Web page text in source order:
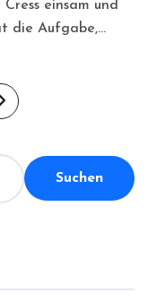
die Aufgabe,...